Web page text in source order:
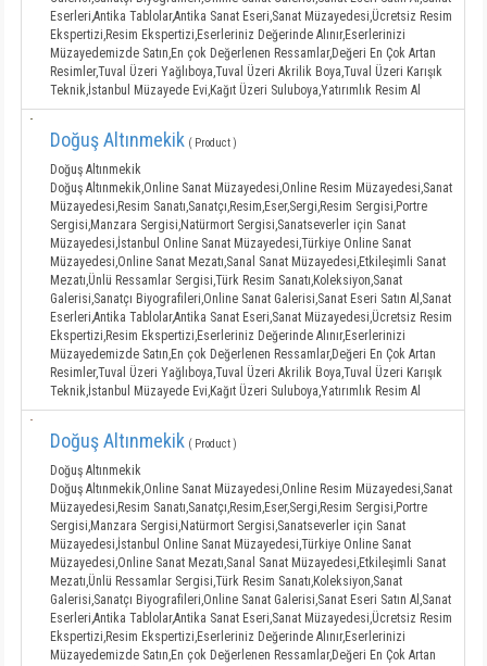
Eserleri,Antika Tablolar,Antika Sanat Eseri,Sanat Müzayedesi,Ücretsiz Resim
Ekspertizi,Resim Ekspertizi,Eserleriniz Değerinde Alınır,Eserlerinizi
Müzayedemizde Satın,En çok Değerlenen Ressamlar,Değeri En Çok Artan
Resimler,Tuval Üzeri Yağlıboya,Tuval Üzeri Akrilik Boya,Tuval Üzeri Karışık
Teknik,İstanbul Müzayede Evi,Kağıt Üzeri Suluboya,Yatırımlık Resim Al
Doğuş Altınmekik ( Product )
Doğuş Altınmekik
Doğuş Altınmekik,Online Sanat Müzayedesi,Online Resim Müzayedesi,Sanat
Müzayedesi,Resim Sanatı,Sanatçı,Resim,Eser,Sergi,Resim Sergisi,Portre
Sergisi,Manzara Sergisi,Natürmort Sergisi,Sanatseverler için Sanat
Müzayedesi,İstanbul Online Sanat Müzayedesi,Türkiye Online Sanat
Müzayedesi,Online Sanat Mezatı,Sanal Sanat Müzayedesi,Etkileşimli Sanat
Mezatı,Ünlü Ressamlar Sergisi,Türk Resim Sanatı,Koleksiyon,Sanat
Galerisi,Sanatçı Biyografileri,Online Sanat Galerisi,Sanat Eseri Satın Al,Sanat
Eserleri,Antika Tablolar,Antika Sanat Eseri,Sanat Müzayedesi,Ücretsiz Resim
Ekspertizi,Resim Ekspertizi,Eserleriniz Değerinde Alınır,Eserlerinizi
Müzayedemizde Satın,En çok Değerlenen Ressamlar,Değeri En Çok Artan
Resimler,Tuval Üzeri Yağlıboya,Tuval Üzeri Akrilik Boya,Tuval Üzeri Karışık
Teknik,İstanbul Müzayede Evi,Kağıt Üzeri Suluboya,Yatırımlık Resim Al
Doğuş Altınmekik ( Product )
Doğuş Altınmekik
Doğuş Altınmekik,Online Sanat Müzayedesi,Online Resim Müzayedesi,Sanat
Müzayedesi,Resim Sanatı,Sanatçı,Resim,Eser,Sergi,Resim Sergisi,Portre
Sergisi,Manzara Sergisi,Natürmort Sergisi,Sanatseverler için Sanat
Müzayedesi,İstanbul Online Sanat Müzayedesi,Türkiye Online Sanat
Müzayedesi,Online Sanat Mezatı,Sanal Sanat Müzayedesi,Etkileşimli Sanat
Mezatı,Ünlü Ressamlar Sergisi,Türk Resim Sanatı,Koleksiyon,Sanat
Galerisi,Sanatçı Biyografileri,Online Sanat Galerisi,Sanat Eseri Satın Al,Sanat
Eserleri,Antika Tablolar,Antika Sanat Eseri,Sanat Müzayedesi,Ücretsiz Resim
Ekspertizi,Resim Ekspertizi,Eserleriniz Değerinde Alınır,Eserlerinizi
Müzayedemizde Satın,En çok Değerlenen Ressamlar,Değeri En Çok Artan